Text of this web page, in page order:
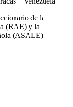
de la
(RAE) y la
(ASALE).